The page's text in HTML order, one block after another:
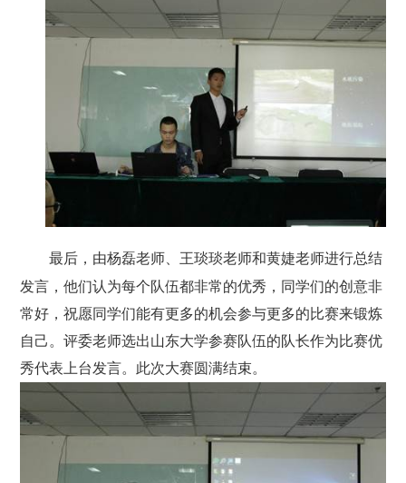
最后，由杨磊老师、王琰琰老师和黄婕老师进行总结
发言，他们认为每个队伍都非常的优秀，同学们的创意非
常好，祝愿同学们能有更多的机会参与更多的比赛来锻炼
自己。评委老师选出山东大学参赛队伍的队长作为比赛优
秀代表上台发言。此次大赛圆满结束。